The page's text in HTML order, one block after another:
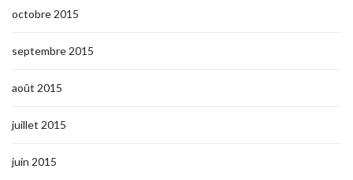
octobre 2015
septembre 2015
août 2015
juillet 2015
juin 2015